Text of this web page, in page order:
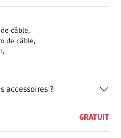
câble,
de câble,
accessoires ?
GRATUIT